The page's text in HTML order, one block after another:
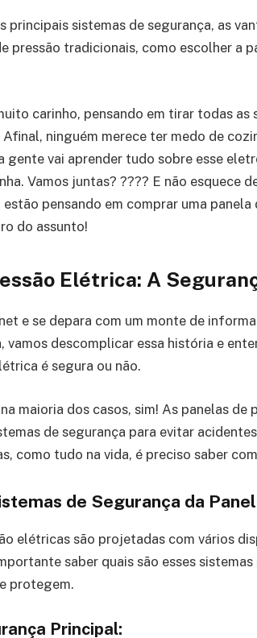
principais sistemas de segurança, as
pressão tradicionais, como escolher a
carinho, pensando em tirar todas as
ninguém merece ter medo de
gente vai aprender tudo sobre esse
Vamos juntas? ???? E não esquece
pensando em comprar uma
do assunto!
Elétrica: A
e se depara com um monte de
vamos descomplicar essa história e
é segura ou não.
maioria dos casos, sim! As panelas de
de segurança para evitar
como tudo na vida, é preciso saber
de Segurança da
elétricas são projetadas com vários
saber quais são esses
protegem.
Principal: